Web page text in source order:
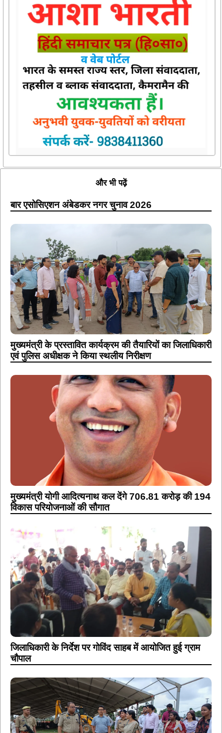
और भी पढ़ें
बार एसोसिएशन अंबेडकर नगर चुनाव 2026
मुख्यमंत्री के प्रस्तावित कार्यक्रम की तैयारियों का जिलाधिकारी
एवं पुलिस अधीक्षक ने किया स्थलीय निरीक्षण
मुख्यमंत्री योगी आदित्यनाथ कल देंगे 706.81 करोड़ की 194
विकास परियोजनाओं की सौगात
जिलाधिकारी के निर्देश पर गोविंद साहब में आयोजित हुई ग्राम
चौपाल